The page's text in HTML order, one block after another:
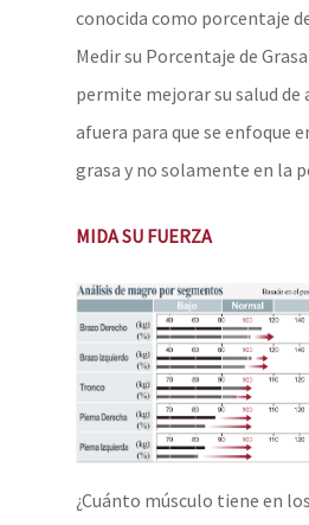
conocida como porcentaje
Medir su Porcentaje de
permite mejorar su salud de
afuera para que se enfoque
grasa y no solamente en la
MIDA SU FUERZA
¿Cuánto músculo tiene en